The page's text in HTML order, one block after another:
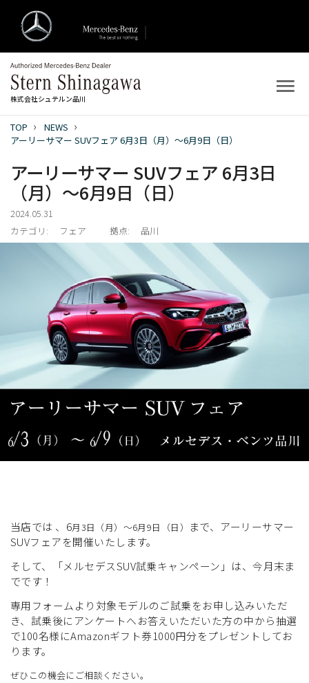
株式会社シュテルン品川
新着情報
店舗案内
新車を探す
中古車を探す
展示車・試乗車
メンテナンス
企業情報
採用情報
TOP
NEWS
アーリーサマー SUVフェア 6月3日（月）～6月9日（日）
アーリーサマー SUVフェア 6月3日
（月）～6月9日（日）
2024.05.31
カテゴリ:
フェア 拠点: 品川
当店では 、6月3日（月）～6月9日（日）
まで、アーリーサマー
SUVフェアを開催いたします。
そして、
「メルセデスSUV試乗キャンペーン」は、今月末ま
でです！
専用フォームより対象モデルのご試乗をお申し込みいただ
き、試乗後にアンケートへお答えいただいた方の中から抽選
で100名様にAmazonギフト券1000円分をプレゼントしてお
ります。
ぜひこの機会にご相談ください。